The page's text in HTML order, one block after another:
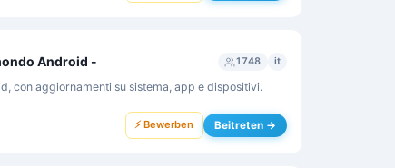
Android - 1748 it
con aggiornamenti su sistema, app e dispositivi.
⚡ Bewerben Beitreten →